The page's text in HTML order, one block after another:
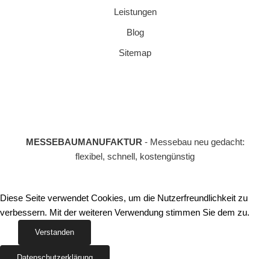
Leistungen
Blog
Sitemap
MESSEBAUMANUFAKTUR - Messebau neu gedacht:
flexibel, schnell, kostengünstig
Diese Seite verwendet Cookies, um die Nutzerfreundlichkeit zu
verbessern. Mit der weiteren Verwendung stimmen Sie dem zu.
Verstanden